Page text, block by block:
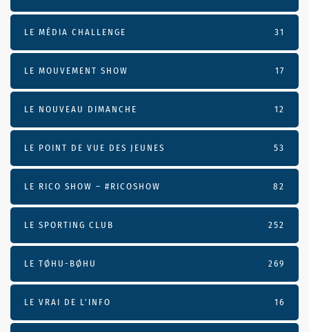
LE MÉDIA CHALLENGE 31
LE MOUVEMENT SHOW 17
LE NOUVEAU DIMANCHE 12
LE POINT DE VUE DES JEUNES 53
LE RICO SHOW – #RICOSHOW 82
LE SPORTING CLUB 252
LE TØHU-BØHU 269
LE VRAI DE L’INFO 16